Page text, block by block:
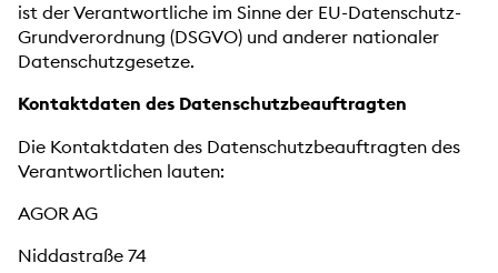
ist der Verantwortliche im Sinne der EU-Datenschutz-
Grundverordnung (DSGVO) und anderer nationaler
Datenschutzgesetze.
Kontaktdaten des Datenschutzbeauftragten
Die Kontaktdaten des Datenschutzbeauftragten des
Verantwortlichen lauten:
AGOR AG
Niddastraße 74